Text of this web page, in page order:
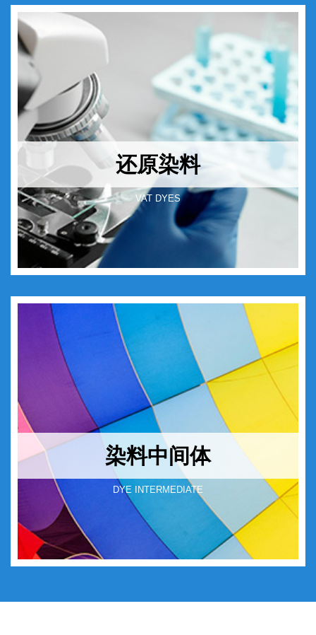
还原染料
VAT DYES
染料中间体
DYE INTERMEDIATE